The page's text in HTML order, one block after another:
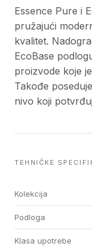
Essence Pure i
pružajući
kvalitet.
EcoBase
proizvode koje
Takođe
nivo koji
TEHNIČKE
Kolekcija
Podloga
Klasa upotrebe